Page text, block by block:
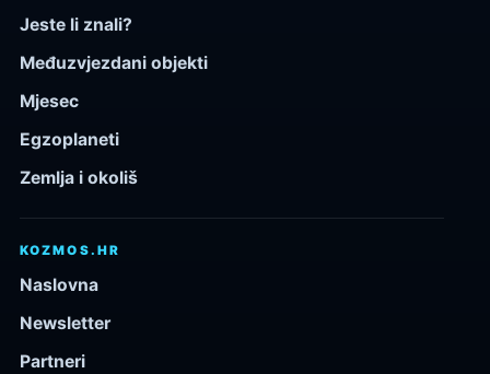
Jeste li znali?
Međuzvjezdani objekti
Mjesec
Egzoplaneti
Zemlja i okoliš
KOZMOS.HR
Naslovna
Newsletter
Partneri